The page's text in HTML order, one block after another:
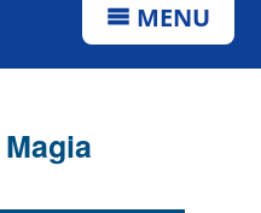
MENU